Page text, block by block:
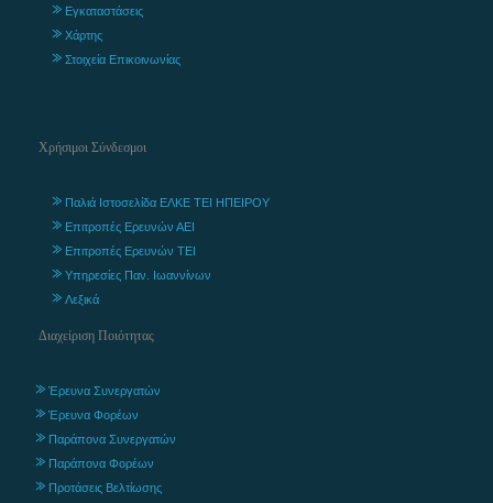
Εγκαταστάσεις
Χάρτης
Στοιχεία Επικοινωνίας
Χρήσιμοι Σύνδεσμοι
Παλιά Ιστοσελίδα ΕΛΚΕ ΤΕΙ ΗΠΕΙΡΟΥ
Επιτροπές Ερευνών ΑΕΙ
Επιτροπές Ερευνών ΤΕΙ
Υπηρεσίες Παν. Ιωαννίνων
Λεξικά
Διαχείριση Ποιότητας
Έρευνα Συνεργατών
Έρευνα Φορέων
Παράπονα Συνεργατών
Παράπονα Φορέων
Προτάσεις Βελτίωσης